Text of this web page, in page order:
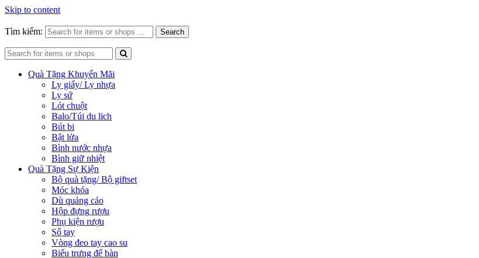
Skip to content
Tìm kiếm: Search
Quà Tặng Khuyến Mãi
Ly giấy/ Ly nhựa
Ly sứ
Lót chuột
Balo/Túi du lich
Bút bi
Bật lửa
Bình nước nhựa
Bình giữ nhiệt
Quà Tặng Sự Kiện
Bộ quà tặng/ Bộ giftset
Móc khóa
Dù quảng cáo
Hộp đựng rượu
Phụ kiện rượu
Sổ tay
Vòng đeo tay cao su
Biểu trưng để bàn